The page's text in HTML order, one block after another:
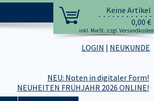
Keine Artikel
0,00 €
inkl. MwSt.;zzgl. Versandkosten
LOGIN | NEUKUNDE
NEU: Noten in digitaler Form!
NEUHEITEN FRÜHJAHR 2026 ONLINE!